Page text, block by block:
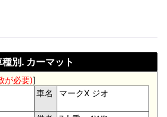
種別. カーマット
が必要)]
車名 マークX ジオ